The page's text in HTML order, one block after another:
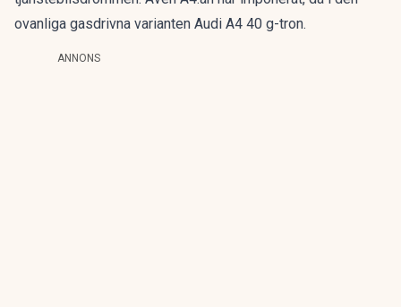
ovanliga gasdrivna varianten Audi A4 40 g-tron.
ANNONS